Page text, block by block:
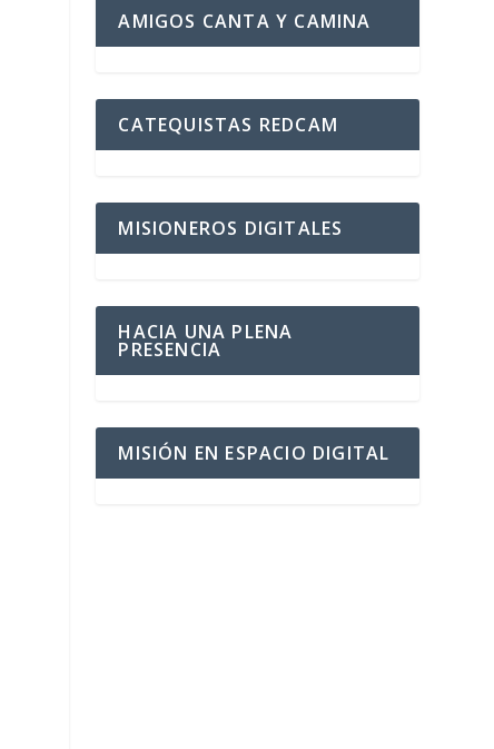
AMIGOS CANTA Y CAMINA
CATEQUISTAS REDCAM
MISIONEROS DIGITALES
HACIA UNA PLENA
PRESENCIA
MISIÓN EN ESPACIO DIGITAL